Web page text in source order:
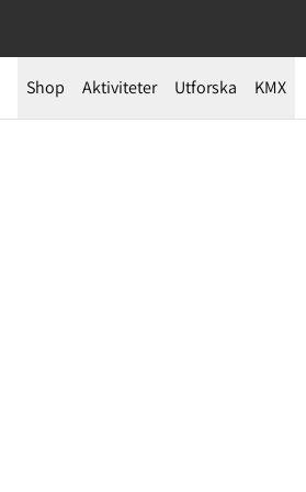
Shop Aktiviteter Utforska KMX